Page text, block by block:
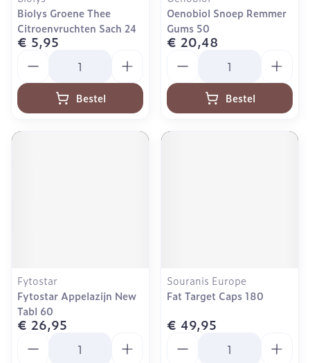
Biolys Groene Thee
Citroenvruchten Sach 24
€ 5,95
Bestel
Oenobiol Snoep Remmer
Gums 50
€ 20,48
Bestel
Fytostar
Fytostar Appelazijn New
Tabl 60
€ 26,95
Souranis Europe
Fat Target Caps 180
€ 49,95